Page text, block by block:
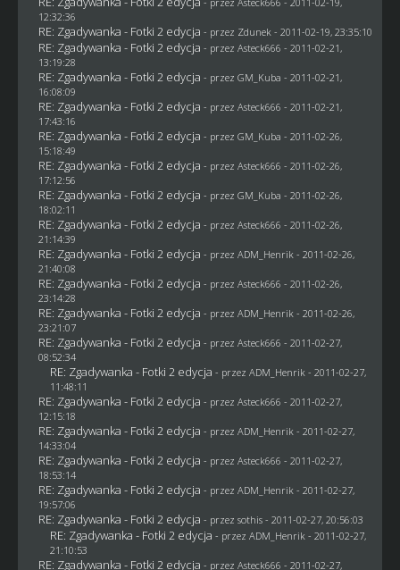
12:32:36
RE: Zgadywanka - Fotki 2 edycja - przez Zdunek - 2011-02-19, 23:35:10
RE: Zgadywanka - Fotki 2 edycja - przez Asteck666 - 2011-02-21,
13:19:28
RE: Zgadywanka - Fotki 2 edycja - przez GM_Kuba - 2011-02-21,
16:08:09
RE: Zgadywanka - Fotki 2 edycja - przez Asteck666 - 2011-02-21,
17:43:16
RE: Zgadywanka - Fotki 2 edycja - przez GM_Kuba - 2011-02-26,
15:18:49
RE: Zgadywanka - Fotki 2 edycja - przez Asteck666 - 2011-02-26,
17:12:56
RE: Zgadywanka - Fotki 2 edycja - przez GM_Kuba - 2011-02-26,
18:02:11
RE: Zgadywanka - Fotki 2 edycja - przez Asteck666 - 2011-02-26,
21:14:39
RE: Zgadywanka - Fotki 2 edycja - przez ADM_Henrik - 2011-02-26,
21:40:08
RE: Zgadywanka - Fotki 2 edycja - przez Asteck666 - 2011-02-26,
23:14:28
RE: Zgadywanka - Fotki 2 edycja - przez ADM_Henrik - 2011-02-26,
23:21:07
RE: Zgadywanka - Fotki 2 edycja - przez Asteck666 - 2011-02-27,
08:52:34
RE: Zgadywanka - Fotki 2 edycja - przez ADM_Henrik - 2011-02-27,
11:48:11
RE: Zgadywanka - Fotki 2 edycja - przez Asteck666 - 2011-02-27,
12:15:18
RE: Zgadywanka - Fotki 2 edycja - przez ADM_Henrik - 2011-02-27,
14:33:04
RE: Zgadywanka - Fotki 2 edycja - przez Asteck666 - 2011-02-27,
18:53:14
RE: Zgadywanka - Fotki 2 edycja - przez ADM_Henrik - 2011-02-27,
19:57:06
RE: Zgadywanka - Fotki 2 edycja - przez sothis- 2011-02-27, 20:56:03
RE: Zgadywanka - Fotki 2 edycja - przez ADM_Henrik - 2011-02-27,
21:10:53
RE: Zgadywanka - Fotki 2 edycja - przez Asteck666 - 2011-02-27,